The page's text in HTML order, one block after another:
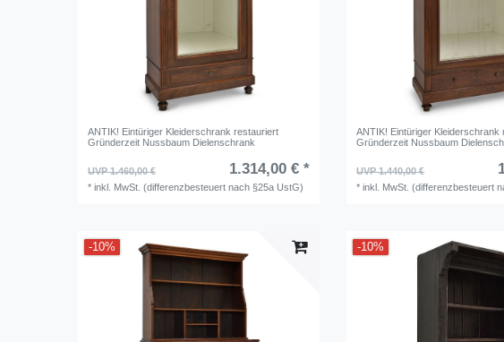
ANTIK! Eintüriger Kleiderschrank restauriert
Gründerzeit Nussbaum Dielenschrank
UVP 1.460,00 € 1.314,00 € *
*inkl. MwSt. (differenzbesteuert nach §25a UstG)
ANTIK! Eintüriger Kleiderschrank
Gründerzeit Nussbaum
UVP 1.440,00 €
*inkl. MwSt. (differenzbesteuert
-10% -10%